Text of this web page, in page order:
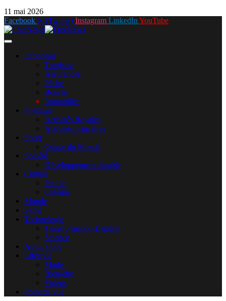
11 mai 2026
Facebook X (Twitter) Instagram LinkedIn YouTube
Economie
Tourisme
Assurances
Pêche
Bourse
Immobilier
Politique
Activités Royales
Activités princières
Sport
Coupe du Monde
Société
Développement durable
Culture
People
Cinéma
Monde
Santé
Technologie
Transformation Digitale
Science
Automobile
Lifestyle
Mode
Bien-être
Videos
Point de vue